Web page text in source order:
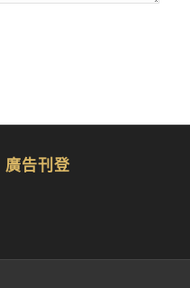
廣告刊登